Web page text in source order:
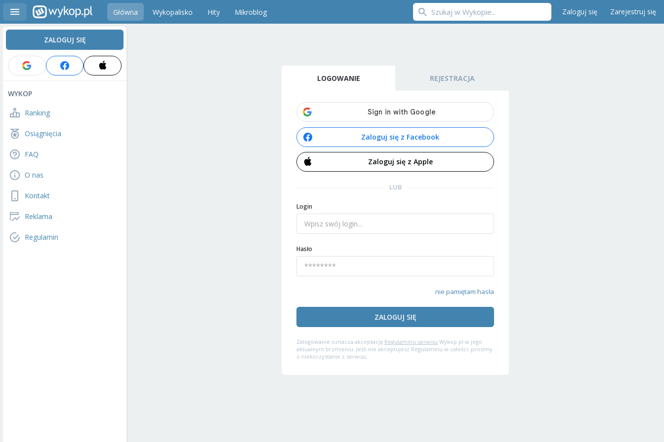
Główna Wykopalisko Hity Mikroblog Zaloguj się Zarejestruj się
ZALOGUJ SIĘ
WYKOP
Ranking
Osiągnięcia
FAQ
O nas
Kontakt
Reklama
Regulamin
LOGOWANIE REJESTRACJA
Zaloguj się z Facebook
Zaloguj się z Apple
LUB
Login
Hasło
nie pamiętam hasła
ZALOGUJ SIĘ
Zalogowanie oznacza akceptację Regulaminu serwisu Wykop.pl w jego
aktualnym brzmieniu. Jeśli nie akceptujesz Regulaminu w całości, prosimy
o niekorzystanie z serwisu.